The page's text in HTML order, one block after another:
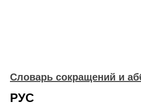
Словарь сокращений и
РУС